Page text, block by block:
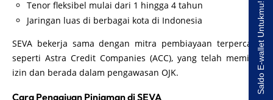
Tenor fleksibel mulai dari 1 hingga 4 tahun
Jaringan luas di berbagai kota di Indonesia
SEVA bekerja sama dengan mitra pembiayaan terpercaya
seperti Astra Credit Companies (ACC), yang telah memiliki
izin dan berada dalam pengawasan OJK.
Cara Pengajuan Pinjaman di SEVA
Saldo E-wallet Untukmu!